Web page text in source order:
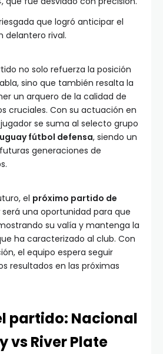
que logró anticipar el
delantero rival.
no solo refuerza la posición
sino que también resalta la
un arquero de la calidad de
cruciales. Con su actuación en
se suma al selecto grupo
fútbol defensa, siendo un
generaciones de
el próximo partido de
será una oportunidad para que
su valía y mantenga la
ha caracterizado al club. Con
el equipo espera seguir
resultados en las próximas
partido: Nacional
vs River Plate